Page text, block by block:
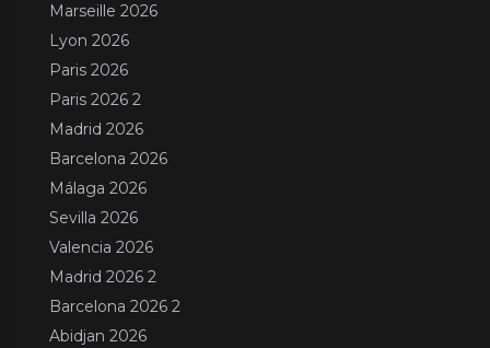
Marseille 2026
Lyon 2026
Paris 2026
Paris 2026 2
Madrid 2026
Barcelona 2026
Málaga 2026
Sevilla 2026
Valencia 2026
Madrid 2026 2
Barcelona 2026 2
Abidjan 2026